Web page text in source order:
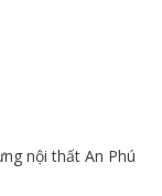
nội thất An Phú